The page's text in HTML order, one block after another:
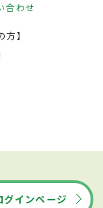
合わせ
】
グインページ